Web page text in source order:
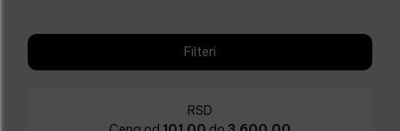
Filteri
RSD